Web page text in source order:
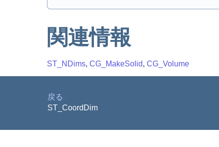
関連情報
ST_NDims, CG_MakeSolid, CG_Volume
戻る
ST_CoordDim